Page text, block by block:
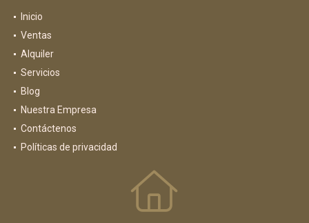
Inicio
Ventas
Alquiler
Servicios
Blog
Nuestra Empresa
Contáctenos
Políticas de privacidad